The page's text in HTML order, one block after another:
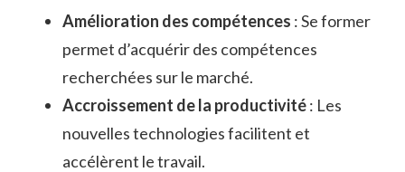
Amélioration des compétences : Se former
permet d’acquérir des compétences
recherchées sur le marché.
Accroissement de la productivité: Les
nouvelles technologies facilitent et
accélèrent le travail.